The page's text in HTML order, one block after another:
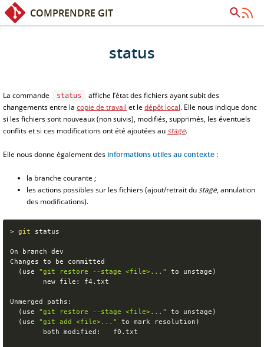
Accès rapide : Contenu
COMPRENDRE GIT
status
La commande status
affiche l’état des fichiers ayant subit des
changements entre la copie de travail et le dépôt local. Elle nous indique donc
si les fichiers sont nouveaux (non suivis), modifiés, supprimés, les éventuels
conflits et si ces modifications ont été ajoutées austage.
Elle nous donne également des informations utiles au contexte :
la branche courante ;
les actions possibles sur les fichiers (ajout/retrait dustage, annulation
des modifications).
> git status
On branch dev
Changes to be committed
( use "git restore --stage <file>..." to unstage )
        new file: f4.txt
Unmerged paths:
( use "git restore --stage <file>..." to unstage )
( use "git add <file>..." to mark resolution )
        both modified:   f0.txt